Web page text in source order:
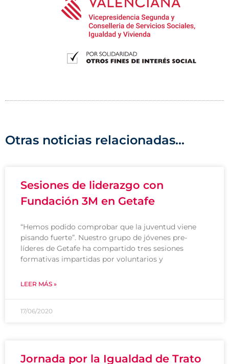
Otras noticias relacionadas...
Sesiones de liderazgo con
Fundación 3M en Getafe
“Hemos podido comprobar que la juventud viene
pisando fuerte”. Nuestro grupo de jóvenes pre-
líderes de Getafe ha compartido tres sesiones
formativas impartidas por voluntarios y
LEER MÁS »
17/06/2020
Jornada por la Igualdad de Trato